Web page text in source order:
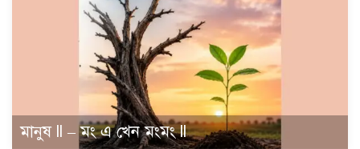
মানুষ ll – মং এ খেন মংমং ll